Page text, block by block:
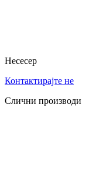
Несесер
Контактирајте не
Слични производи